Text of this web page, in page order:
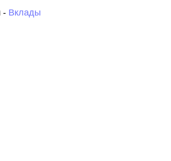
- Вклады